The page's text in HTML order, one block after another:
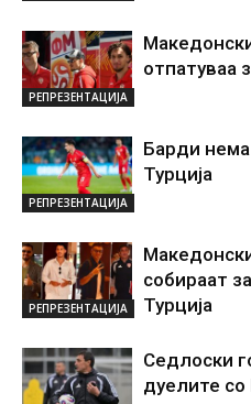
РЕПРЕЗЕНТАЦИЈА
отпатуваа
РЕПРЕЗЕНТАЦИЈА
Барди
Турција
РЕПРЕЗЕНТАЦИЈА
собираат
Турција
Седлоски
дуелите со